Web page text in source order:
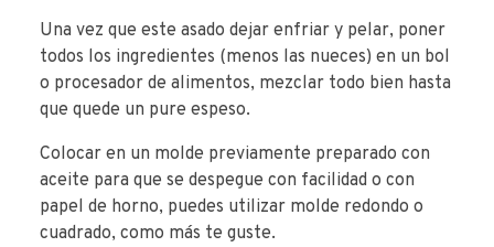
Una vez que este asado dejar enfriar y pelar, poner
todos los ingredientes (menos las nueces) en un bol
o procesador de alimentos, mezclar todo bien hasta
que quede un pure espeso.
Colocar en un molde previamente preparado con
aceite para que se despegue con facilidad o con
papel de horno, puedes utilizar molde redondo o
cuadrado, como más te guste.